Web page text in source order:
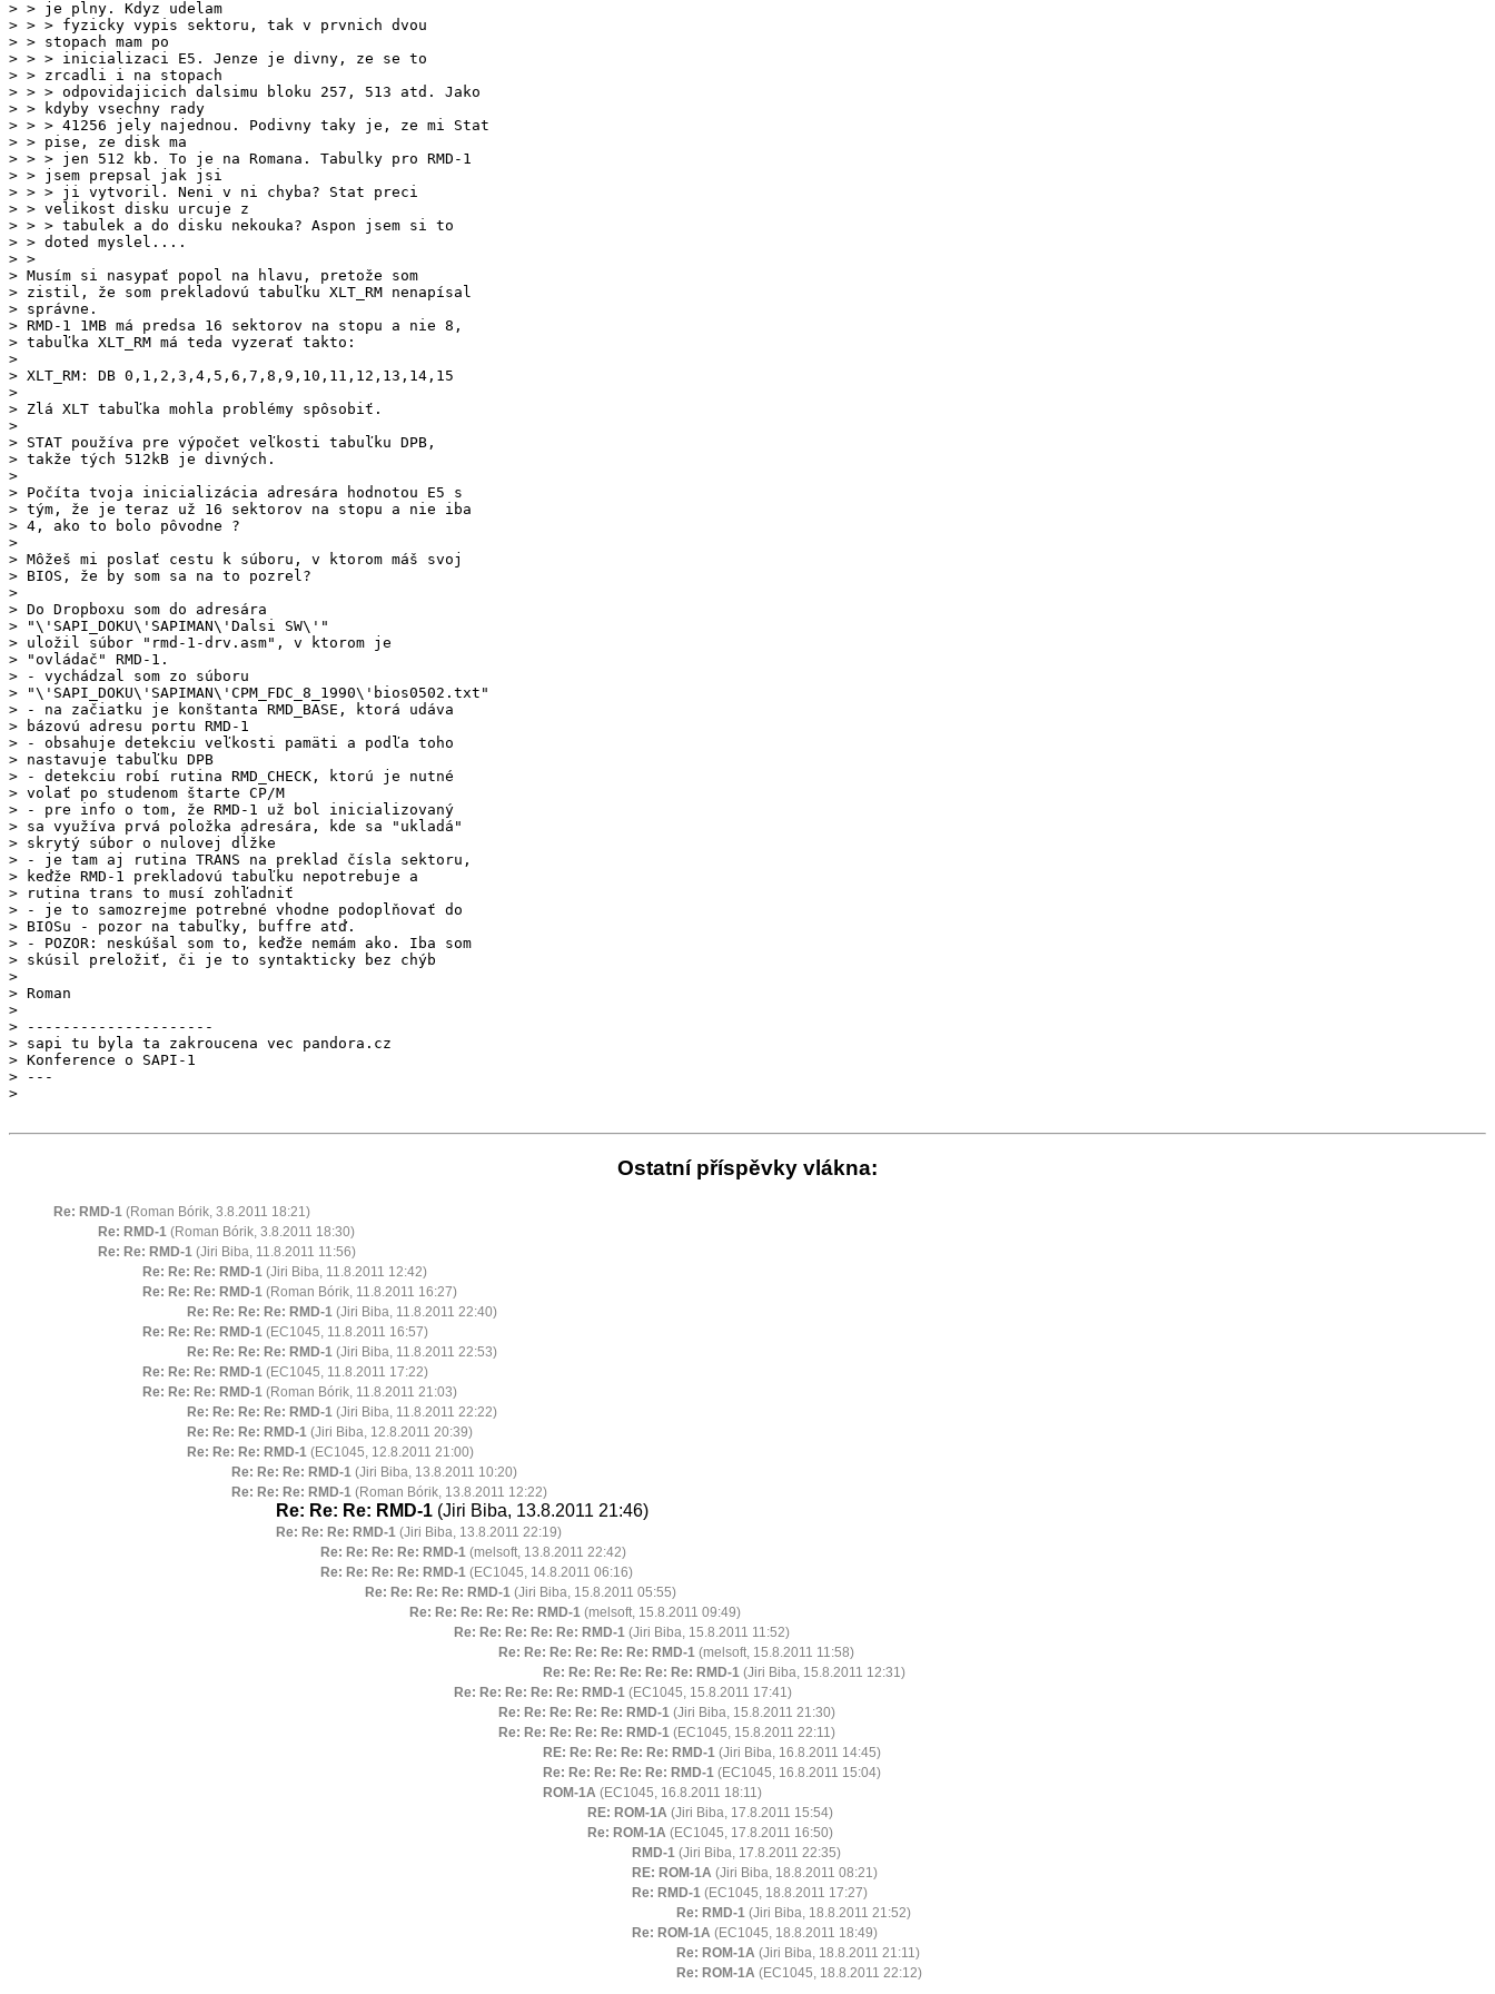
> > doted myslel....
> Musím si nasypať popol na hlavu, pretože som
> zistil, že som prekladovú tabuľku XLT_RM nenapísal
> správne.
> RMD-1 1MB má predsa 16 sektorov na stopu a nie 8,
> tabuľka XLT_RM má teda vyzerať takto:
>
> XLT_RM: DB 0,1,2,3,4,5,6,7,8,9,10,11,12,13,14,15
>
> Zlá XLT tabuľka mohla problémy spôsobiť.
>
> STAT používa pre výpočet veľkosti tabuľku DPB,
> takže tých 512kB je divných.
>
> Počíta tvoja inicializácia adresára hodnotou E5 s
> tým, že je teraz už 16 sektorov na stopu a nie iba
> 4, ako to bolo pôvodne ?
>
> Môžeš mi poslať cestu k súboru, v ktorom máš svoj
> BIOS, že by som sa na to pozrel?
>
> Do Dropboxu som do adresára
> "\'SAPI_DOKU\'SAPIMAN\'Dalsi SW\'"
> uložil súbor "rmd-1-drv.asm", v ktorom je
> "ovládač" RMD-1.
> - vychádzal som zo súboru
> "\'SAPI_DOKU\'SAPIMAN\'CPM_FDC_8_1990\'bios0502.txt"
> - na začiatku je konštanta RMD_BASE, ktorá udáva
> bázovú adresu portu RMD-1
> - obsahuje detekciu veľkosti pamäti a podľa toho
> nastavuje tabuľku DPB
> - detekciu robí rutina RMD_CHECK, ktorú je nutné
> volať po studenom štarte CP/M
> - pre info o tom, že RMD-1 už bol inicializovaný
> sa využíva prvá položka adresára, kde sa "ukladá"
> skrytý súbor o nulovej dĺžke
> - je tam aj rutina TRANS na preklad čísla sektoru,
> keďže RMD-1 prekladovú tabuľku nepotrebuje a
> rutina trans to musí zohľadniť
> - je to samozrejme potrebné vhodne podoplňovať do
> BIOSu - pozor na tabuľky, buffre atď.
> - POZOR: neskúšal som to, keďže nemám ako. Iba som
> skúsil preložiť, či je to syntakticky bez chýb
>
> Roman
>
> ---------------------
> sapi tu byla ta zakroucena vec pandora.cz
> Konference o SAPI-1
> ---
Ostatní příspěvky vlákna:
Re: RMD-1 (Roman Bórik, 3.8.2011 18:21)
Re: RMD-1 (Roman Bórik, 3.8.2011 18:30)
Re: Re: RMD-1 (Jiri Biba, 11.8.2011 11:56)
Re: Re: Re: RMD-1 (Jiri Biba, 11.8.2011 12:42)
Re: Re: Re: RMD-1 (Roman Bórik, 11.8.2011 16:27)
Re: Re: Re: Re: RMD-1 (Jiri Biba, 11.8.2011 22:40)
Re: Re: Re: RMD-1 (EC1045, 11.8.2011 16:57)
Re: Re: Re: Re: RMD-1 (Jiri Biba, 11.8.2011 22:53)
Re: Re: Re: RMD-1 (EC1045, 11.8.2011 17:22)
Re: Re: Re: RMD-1 (Roman Bórik, 11.8.2011 21:03)
Re: Re: Re: Re: RMD-1 (Jiri Biba, 11.8.2011 22:22)
Re: Re: Re: RMD-1 (Jiri Biba, 12.8.2011 20:39)
Re: Re: Re: RMD-1 (EC1045, 12.8.2011 21:00)
Re: Re: Re: RMD-1 (Jiri Biba, 13.8.2011 10:20)
Re: Re: Re: RMD-1 (Roman Bórik, 13.8.2011 12:22)
Re: Re: Re: RMD-1 (Jiri Biba, 13.8.2011 21:46)
Re: Re: Re: RMD-1 (Jiri Biba, 13.8.2011 22:19)
Re: Re: Re: Re: RMD-1 (melsoft, 13.8.2011 22:42)
Re: Re: Re: Re: RMD-1 (EC1045, 14.8.2011 06:16)
Re: Re: Re: Re: RMD-1 (Jiri Biba, 15.8.2011 05:55)
Re: Re: Re: Re: Re: RMD-1 (melsoft, 15.8.2011 09:49)
Re: Re: Re: Re: Re: RMD-1 (Jiri Biba, 15.8.2011 11:52)
Re: Re: Re: Re: Re: Re: RMD-1 (melsoft, 15.8.2011 11:58)
Re: Re: Re: Re: Re: Re: RMD-1 (Jiri Biba, 15.8.2011 12:31)
Re: Re: Re: Re: Re: RMD-1 (EC1045, 15.8.2011 17:41)
Re: Re: Re: Re: Re: RMD-1 (Jiri Biba, 15.8.2011 21:30)
Re: Re: Re: Re: Re: RMD-1 (EC1045, 15.8.2011 22:11)
RE: Re: Re: Re: Re: RMD-1 (Jiri Biba, 16.8.2011 14:45)
Re: Re: Re: Re: Re: RMD-1 (EC1045, 16.8.2011 15:04)
ROM-1A (EC1045, 16.8.2011 18:11)
RE: ROM-1A (Jiri Biba, 17.8.2011 15:54)
Re: ROM-1A (EC1045, 17.8.2011 16:50)
RMD-1 (Jiri Biba, 17.8.2011 22:35)
RE: ROM-1A (Jiri Biba, 18.8.2011 08:21)
Re: RMD-1 (EC1045, 18.8.2011 17:27)
Re: RMD-1 (Jiri Biba, 18.8.2011 21:52)
Re: ROM-1A (EC1045, 18.8.2011 18:49)
Re: ROM-1A (Jiri Biba, 18.8.2011 21:11)
Re: ROM-1A (EC1045, 18.8.2011 22:12)